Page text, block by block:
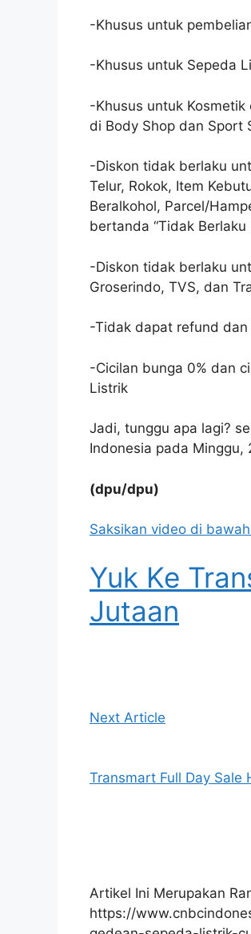
-Khusus untuk
-Khusus untuk Sepeda
-Khusus untuk
di Body Shop dan Sport
-Diskon tidak berlaku
Telur, Rokok, Item
Beralkohol, Parcel/
bertanda “Tidak Berlaku
-Diskon tidak berlaku
Groserindo, TVS, dan
-Tidak dapat refund
-Cicilan bunga 0% dan
Listrik
Jadi, tunggu apa lagi?
Indonesia pada Minggu,
(dpu/dpu)
Saksikan video di
Yuk Ke
Jutaan
Next Article
Transmart Full Day Sale
Artikel Ini Merupakan
https://